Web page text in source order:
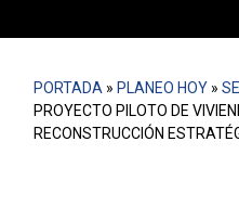
PORTADA » PLANEO HOY »
PROYECTO PILOTO DE
RECONSTRUCCIÓN